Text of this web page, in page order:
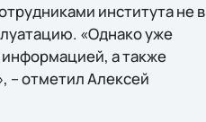
института не в
«Однако уже
а также
– отметил Алексей